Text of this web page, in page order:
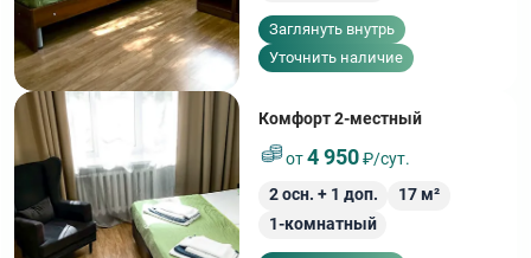
Заглянуть внутрь
Уточнить наличие
Комфорт 2-местный
от4 950₽/сут.
2осн. + 1 доп. 17м²
1-комнатный